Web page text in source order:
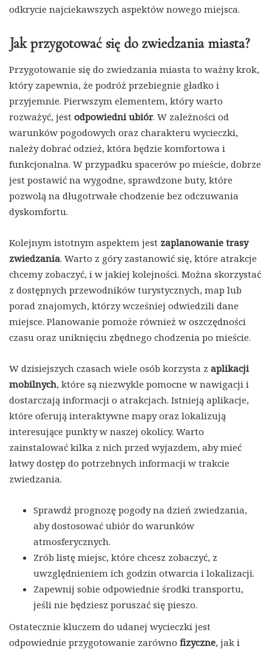
odkrycie najciekawszych aspektów nowego miejsca.
Jak przygotować się do zwiedzania miasta?
Przygotowanie się do zwiedzania miasta to ważny krok,
który zapewnia, że podróż przebiegnie gładko i
przyjemnie. Pierwszym elementem, który warto
rozważyć, jest odpowiedni ubiór. W zależności od
warunków pogodowych oraz charakteru wycieczki,
należy dobrać odzież, która będzie komfortowa i
funkcjonalna. W przypadku spacerów po mieście, dobrze
jest postawić na wygodne, sprawdzone buty, które
pozwolą na długotrwałe chodzenie bez odczuwania
dyskomfortu.
Kolejnym istotnym aspektem jest zaplanowanie trasy
zwiedzania. Warto z góry zastanowić się, które atrakcje
chcemy zobaczyć, i w jakiej kolejności. Można skorzystać
z dostępnych przewodników turystycznych, map lub
porad znajomych, którzy wcześniej odwiedzili dane
miejsce. Planowanie pomoże również w oszczędności
czasu oraz uniknięciu zbędnego chodzenia po mieście.
W dzisiejszych czasach wiele osób korzysta z aplikacji
mobilnych, które są niezwykle pomocne w nawigacji i
dostarczają informacji o atrakcjach. Istnieją aplikacje,
które oferują interaktywne mapy oraz lokalizują
interesujące punkty w naszej okolicy. Warto
zainstalować kilka z nich przed wyjazdem, aby mieć
łatwy dostęp do potrzebnych informacji w trakcie
zwiedzania.
Sprawdź prognozę pogody na dzień zwiedzania,
aby dostosować ubiór do warunków
atmosferycznych.
Zrób listę miejsc, które chcesz zobaczyć, z
uwzględnieniem ich godzin otwarcia i lokalizacji.
Zapewnij sobie odpowiednie środki transportu,
jeśli nie będziesz poruszać się pieszo.
Ostatecznie kluczem do udanej wycieczki jest
odpowiednie przygotowanie zarówno fizyczne, jak i